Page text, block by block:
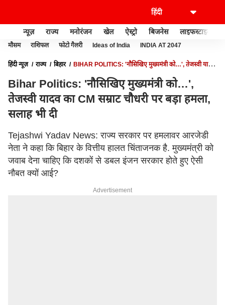
न्यूज़ राज्य मनोरंजन खेल ऐस्ट्रो बिजनेस लाइफस्टाइल
मौसम राशिफल फोटो गैलरी Ideas of India INDIA AT 2047
हिंदी न्यूज़ राज्य बिहार
BIHAR POLITICS: 'नौसिखिए मुख्यमंत्री को…', तेजस्वी यादव
Bihar Politics: 'नौसिखिए मुख्यमंत्री को…',
तेजस्वी यादव का CM सम्राट चौधरी पर बड़ा हमला,
सलाह भी दी
Tejashwi Yadav News: राज्य सरकार पर हमलावर आरजेडी
नेता ने कहा कि बिहार के वित्तीय हालत चिंताजनक है. मुख्यमंत्री को
जवाब देना चाहिए कि दशकों से डबल इंजन सरकार होते हुए ऐसी
नौबत क्यों आई?
Advertisement